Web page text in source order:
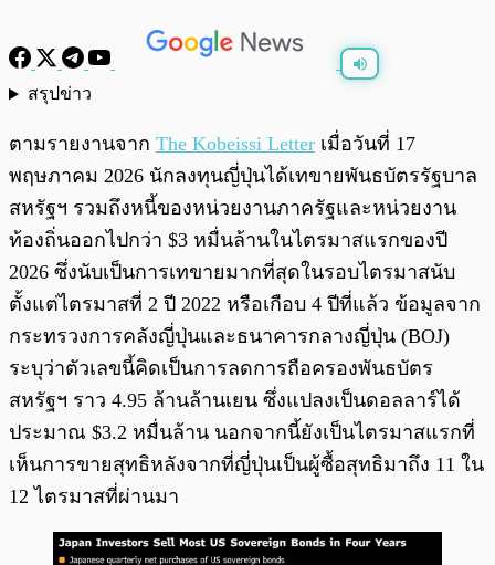
สรุปข่าว
ตามรายงานจาก The Kobeissi Letter เมื่อวันที่ 17
พฤษภาคม 2026 นักลงทุนญี่ปุ่นได้เทขายพันธบัตรรัฐบาล
สหรัฐฯ รวมถึงหนี้ของหน่วยงานภาครัฐและหน่วยงาน
ท้องถิ่นออกไปกว่า $3 หมื่นล้านในไตรมาสแรกของปี
2026 ซึ่งนับเป็นการเทขายมากที่สุดในรอบไตรมาสนับ
ตั้งแต่ไตรมาสที่ 2 ปี 2022 หรือเกือบ 4 ปีที่แล้ว ข้อมูลจาก
กระทรวงการคลังญี่ปุ่นและธนาคารกลางญี่ปุ่น (BOJ)
ระบุว่าตัวเลขนี้คิดเป็นการลดการถือครองพันธบัตร
สหรัฐฯ ราว 4.95 ล้านล้านเยน ซึ่งแปลงเป็นดอลลาร์ได้
ประมาณ $3.2 หมื่นล้าน นอกจากนี้ยังเป็นไตรมาสแรกที่
เห็นการขายสุทธิหลังจากที่ญี่ปุ่นเป็นผู้ซื้อสุทธิมาถึง 11 ใน
12 ไตรมาสที่ผ่านมา